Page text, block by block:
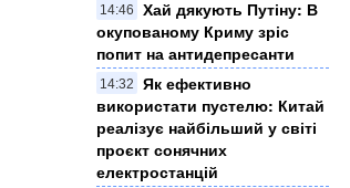
14:46
Хай дякують Путіну: В
окупованому Криму зріс
попит на антидепресанти
14:32
Як ефективно
використати пустелю: Китай
реалізує найбільший у світі
проєкт сонячних
електростанцій